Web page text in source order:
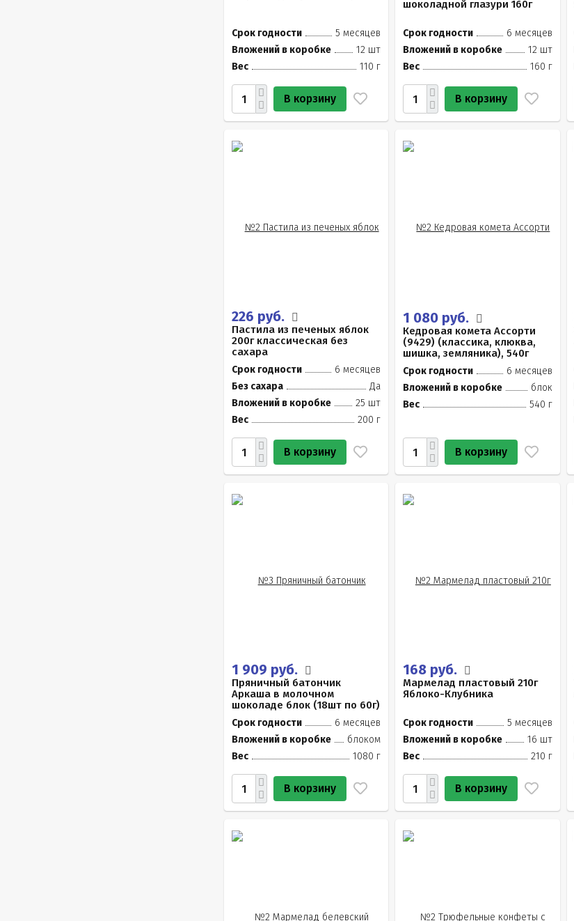
Срок годности
5 месяцев
Вложений в коробке
12 шт
Вес
110 г
В корзину
шоколадной глазури 160г
Срок годности
6 месяцев
Вложений в коробке
12 шт
Вес
160 г
В корзину
226 руб.
Пастила из печеных яблок
200г классическая без
сахара
Срок годности
6 месяцев
Без сахара
Да
Вложений в коробке
25 шт
Вес
200 г
В корзину
1 080 руб.
Кедровая комета Ассорти
(9429) (классика, клюква,
шишка, земляника), 540г
Срок годности
6 месяцев
Вложений в коробке
блок
Вес
540 г
В корзину
1 909 руб.
Пряничный батончик
Аркаша в молочном
шоколаде блок (18шт по 60г)
Срок годности
6 месяцев
Вложений в коробке
блоком
Вес
1080 г
В корзину
168 руб.
Мармелад пластовый 210г
Яблоко-Клубника
Срок годности
5 месяцев
Вложений в коробке
16 шт
Вес
210 г
В корзину